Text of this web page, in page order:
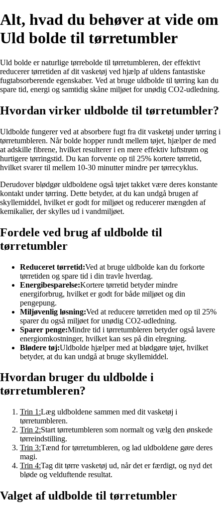
Alt, hvad du behøver at vide om
Uld bolde til tørretumbler
Uld bolde er naturlige tørrebolde til tørretumbleren, der effektivt
reducerer tørretiden af dit vasketøj ved hjælp af uldens fantastiske
fugtabsorberende egenskaber. Ved at bruge uldbolde til tørring kan du
spare tid, energi og samtidig skåne miljøet for unødig CO2-udledning.
Hvordan virker uldbolde til tørretumbler?
Uldbolde fungerer ved at absorbere fugt fra dit vasketøj under tørring i
tørretumbleren. Når bolde hopper rundt mellem tøjet, hjælper de med
at adskille fibrene, hvilket resulterer i en mere effektiv luftstrøm og
hurtigere tørringstid. Du kan forvente op til 25% kortere tørretid,
hvilket svarer til mellem 10-30 minutter mindre per tørrecyklus.
Derudover blødgør uldboldene også tøjet takket være deres konstante
kontakt under tørring. Dette betyder, at du kan undgå brugen af
skyllemiddel, hvilket er godt for miljøet og reducerer mængden af
kemikalier, der skylles ud i vandmiljøet.
Fordele ved brug af uldbolde til
tørretumbler
Reduceret tørretid:Ved at bruge uldbolde kan du forkorte
tørretiden og spare tid i din travle hverdag.
Energibesparelse:Kortere tørretid betyder mindre
energiforbrug, hvilket er godt for både miljøet og din
pengepung.
Miljøvenlig løsning:Ved at reducere tørretiden med op til 25%
sparer du også miljøet for unødig CO2-udledning.
Sparer penge:Mindre tid i tørretumbleren betyder også lavere
energiomkostninger, hvilket kan ses på din elregning.
Blødere tøj:Uldbolde hjælper med at blødgøre tøjet, hvilket
betyder, at du kan undgå at bruge skyllemiddel.
Hvordan bruger du uldbolde i
tørretumbleren?
Trin 1:Læg uldboldene sammen med dit vasketøj i
tørretumbleren.
Trin 2:Start tørretumbleren som normalt og vælg den ønskede
tørreindstilling.
Trin 3:Tænd for tørretumbleren, og lad uldboldene gøre deres
magi.
Trin 4:Tag dit tørre vasketøj ud, når det er færdigt, og nyd det
bløde og velduftende resultat.
Valget af uldbolde til tørretumbler